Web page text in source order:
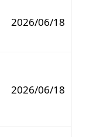
2026/06/18
2026/06/18